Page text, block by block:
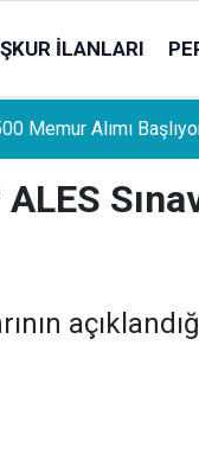
İLANLARI
Stopaj Oranları